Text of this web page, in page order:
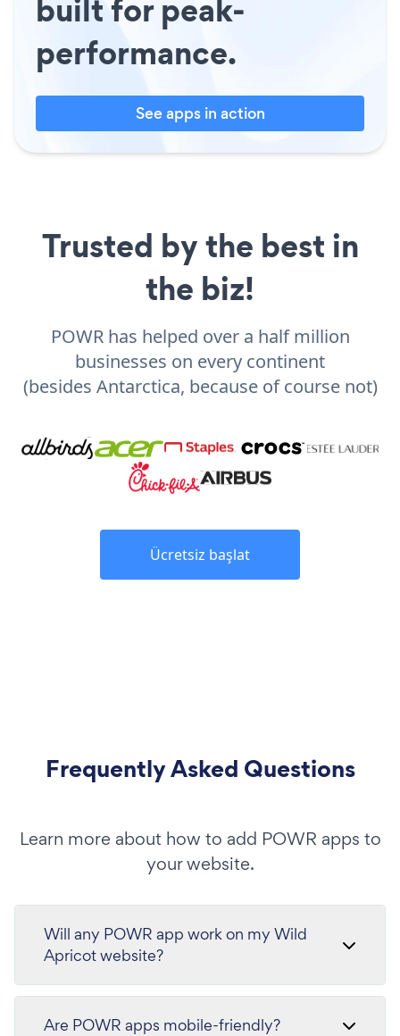
built for peak-
performance.
See apps in action
Trusted by the best in
the biz!
POWR has helped over a half million
businesses on every continent
(besides Antarctica, because of course not)
Ücretsiz başlat
Frequently Asked Questions
Learn more about how to add POWR apps to
your website.
Will any POWR app work on my Wild
Apricot website?
Are POWR apps mobile-friendly?